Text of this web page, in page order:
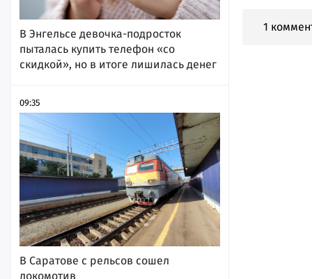
В Энгельсе девочка-подросток
пыталась купить телефон «со
скидкой», но в итоге лишилась денег
09:35
В Саратове с рельсов сошел
локомотив
1